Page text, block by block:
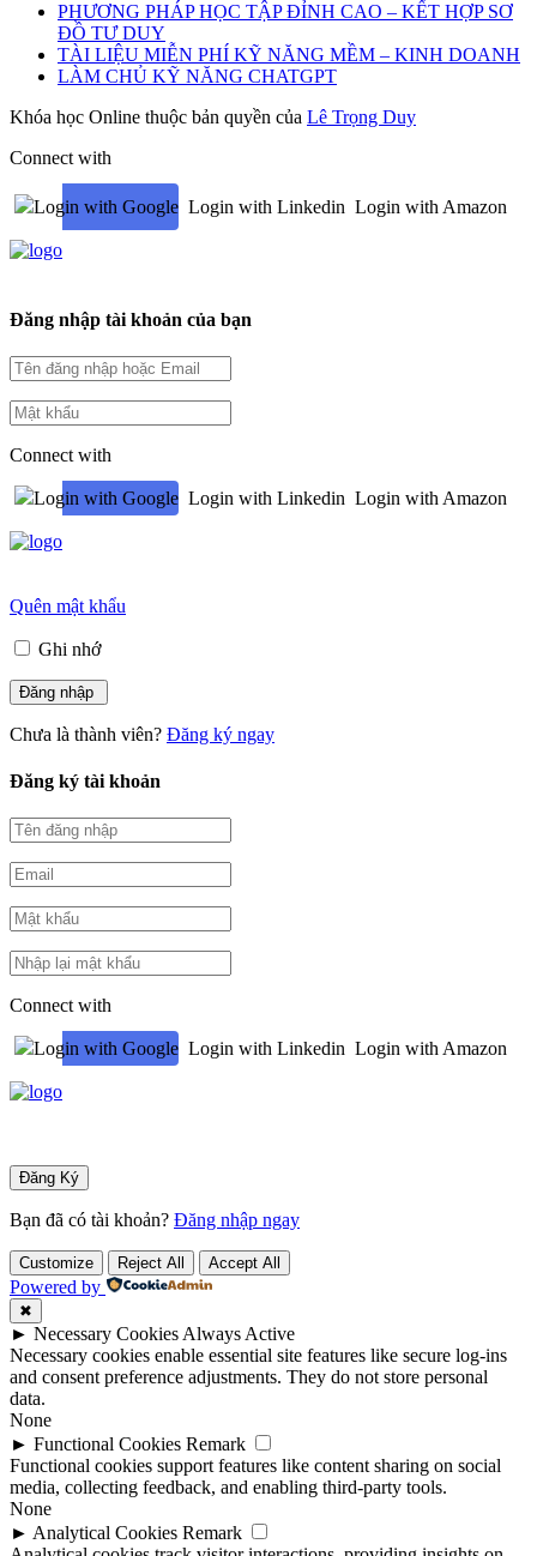
PHƯƠNG PHÁP HỌC TẬP ĐỈNH CAO – KẾT HỢP SƠ
ĐỒ TƯ DUY
TÀI LIỆU MIỄN PHÍ KỸ NĂNG MỀM – KINH DOANH
LÀM CHỦ KỸ NĂNG CHATGPT
Khóa học Online thuộc bản quyền của Lê Trọng Duy
Connect with
Login with Google Login with Linkedin Login with Amazon
Đăng nhập tài khoản của bạn
Connect with
Login with Google Login with Linkedin Login with Amazon
Quên mật khẩu
Ghi nhớ
Chưa là thành viên? Đăng ký ngay
Đăng ký tài khoản
Connect with
Login with Google Login with Linkedin Login with Amazon
Bạn đã có tài khoản? Đăng nhập ngay
Customize Reject All Accept All
Powered by
✖
► Necessary CookiesAlways Active
Necessary cookies enable essential site features like secure log-ins
and consent preference adjustments. They do not store personal
data.
None
► Functional Cookies Remark
Functional cookies support features like content sharing on social
media, collecting feedback, and enabling third-party tools.
None
► Analytical Cookies Remark